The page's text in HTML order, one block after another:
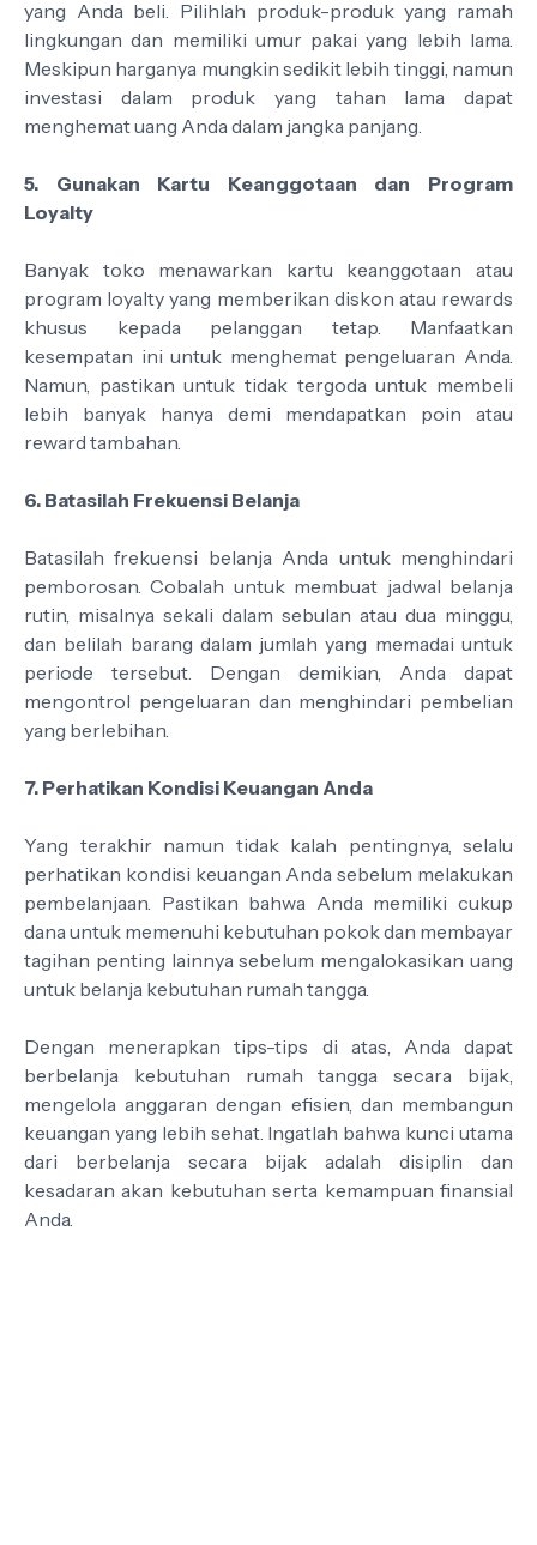
yang Anda beli. Pilihlah produk-produk yang ramah
lingkungan dan memiliki umur pakai yang lebih lama.
Meskipun harganya mungkin sedikit lebih tinggi, namun
investasi dalam produk yang tahan lama dapat
menghemat uang Anda dalam jangka panjang.
5. Gunakan Kartu Keanggotaan dan Program
Loyalty
Banyak toko menawarkan kartu keanggotaan atau
program loyalty yang memberikan diskon atau rewards
khusus kepada pelanggan tetap. Manfaatkan
kesempatan ini untuk menghemat pengeluaran Anda.
Namun, pastikan untuk tidak tergoda untuk membeli
lebih banyak hanya demi mendapatkan poin atau
reward tambahan.
6. Batasilah Frekuensi Belanja
Batasilah frekuensi belanja Anda untuk menghindari
pemborosan. Cobalah untuk membuat jadwal belanja
rutin, misalnya sekali dalam sebulan atau dua minggu,
dan belilah barang dalam jumlah yang memadai untuk
periode tersebut. Dengan demikian, Anda dapat
mengontrol pengeluaran dan menghindari pembelian
yang berlebihan.
7. Perhatikan Kondisi Keuangan Anda
Yang terakhir namun tidak kalah pentingnya, selalu
perhatikan kondisi keuangan Anda sebelum melakukan
pembelanjaan. Pastikan bahwa Anda memiliki cukup
dana untuk memenuhi kebutuhan pokok dan membayar
tagihan penting lainnya sebelum mengalokasikan uang
untuk belanja kebutuhan rumah tangga.
Dengan menerapkan tips-tips di atas, Anda dapat
berbelanja kebutuhan rumah tangga secara bijak,
mengelola anggaran dengan efisien, dan membangun
keuangan yang lebih sehat. Ingatlah bahwa kunci utama
dari berbelanja secara bijak adalah disiplin dan
kesadaran akan kebutuhan serta kemampuan finansial
Anda.